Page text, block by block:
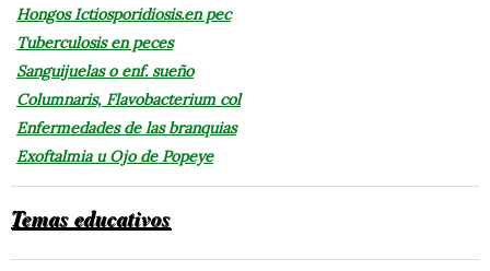
Hongos Ictiosporidiosis.en pec
Tuberculosis en peces
Sanguijuelas o enf. sueño
Columnaris, Flavobacterium col
Enfermedades de las branquias
Exoftalmia u Ojo de Popeye
Temas educativos